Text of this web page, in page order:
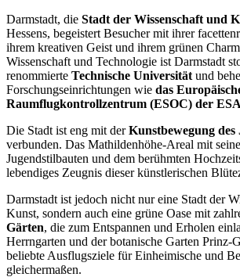
Darmstadt, die Stadt der Wissenschaft und
Hessens, begeistert Besucher mit ihrer
ihrem kreativen Geist und ihrem grünen
Wissenschaft und Technologie ist Darmstadt
renommierte Technische Universität und
Forschungseinrichtungen wie das
Raumflugkontrollzentrum (ESOC) der ESA
Die Stadt ist eng mit derKunstbewegung des
verbunden. Das Mathildenhöhe-Areal mit
Jugendstilbauten und dem berühmten
lebendiges Zeugnis dieser künstlerischen
Darmstadt ist jedoch nicht nur eine Stadt der
Kunst, sondern auch eine grüne Oase mit
Gärten, die zum Entspannen und Erholen
Herrngarten und der botanische Garten Prinz-
beliebte Ausflugsziele für Einheimische und
gleichermaßen.